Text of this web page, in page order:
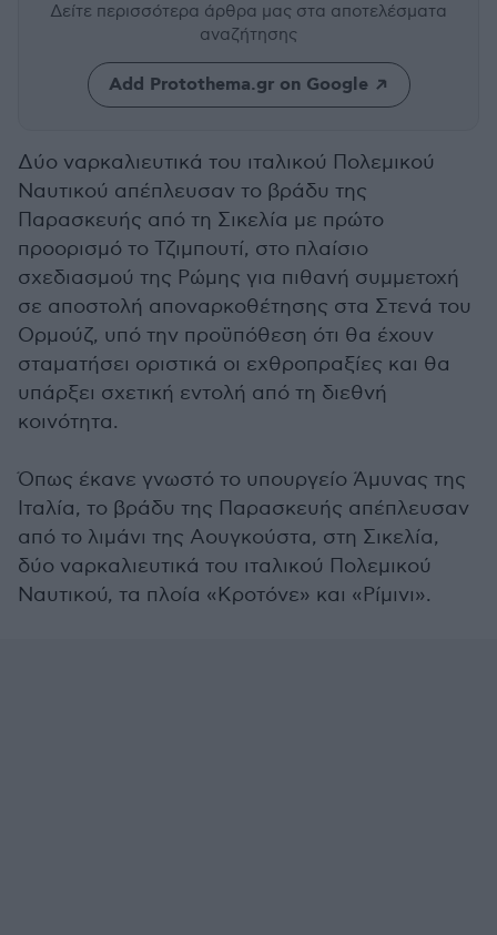
Δείτε περισσότερα άρθρα μας στα αποτελέσματα
αναζήτησης
Add Protothema.gr on Google
Δύο ναρκαλιευτικά του ιταλικού Πολεμικού
Ναυτικού απέπλευσαν το βράδυ της
Παρασκευής από τη Σικελία με πρώτο
προορισμό το Τζιμπουτί, στο πλαίσιο
σχεδιασμού της Ρώμης για πιθανή συμμετοχή
σε αποστολή αποναρκοθέτησης στα Στενά του
Ορμούζ, υπό την προϋπόθεση ότι θα έχουν
σταματήσει οριστικά οι εχθροπραξίες και θα
υπάρξει σχετική εντολή από τη διεθνή
κοινότητα.
Όπως έκανε γνωστό το υπουργείο Άμυνας της
Ιταλία, το βράδυ της Παρασκευής απέπλευσαν
από το λιμάνι της Αουγκούστα, στη Σικελία,
δύο ναρκαλιευτικά του ιταλικού Πολεμικού
Ναυτικού, τα πλοία «Κροτόνε» και «Ρίμινι».